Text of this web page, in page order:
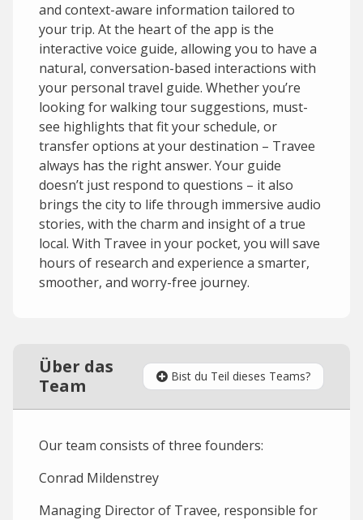
and context-aware information tailored to
your trip. At the heart of the app is the
interactive voice guide, allowing you to have a
natural, conversation-based interactions with
your personal travel guide. Whether you’re
looking for walking tour suggestions, must-
see highlights that fit your schedule, or
transfer options at your destination – Travee
always has the right answer. Your guide
doesn’t just respond to questions – it also
brings the city to life through immersive audio
stories, with the charm and insight of a true
local. With Travee in your pocket, you will save
hours of research and experience a smarter,
smoother, and worry-free journey.
Über das
Team
Bist du Teil dieses Teams?
Our team consists of three founders:
Conrad Mildenstrey
Managing Director of Travee, responsible for